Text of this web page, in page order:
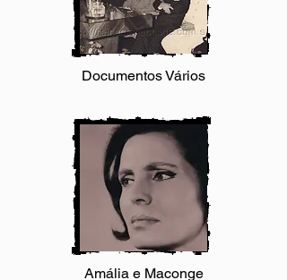
Documentos Vários
Amália e Maconge